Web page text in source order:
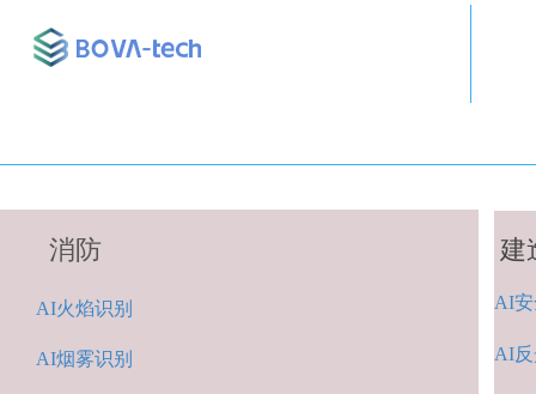
AI火焰识别
AI烟雾识别
建
AI反
AI
消防